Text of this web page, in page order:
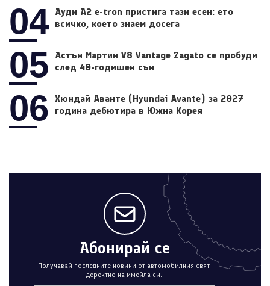
04 Ауди A2 e-tron пристига тази есен: ето
всичко, което знаем досега
05
Астън Мартин V8 Vantage Zagato се пробуди
след 40-годишен сън
06
Хюндай Аванте (Hyundai Avante) за 2027
година дебютира в Южна Корея
Абонирай се
Получавай последните новини от автомобилния свят
деректно на имейла си.